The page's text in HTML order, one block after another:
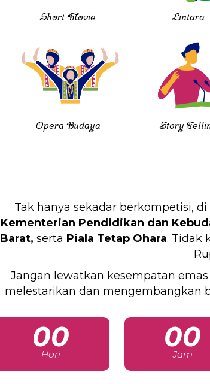
Short Movie Lintara
Opera Budaya Story
Tak hanya sekadar berkompetisi, di
Kementerian Pendidikan dan
Barat, serta Piala Tetap Ohara. Tidak
Jangan lewatkan kesempatan
melestarikan dan mengembangkan
00
Hari
00
Jam